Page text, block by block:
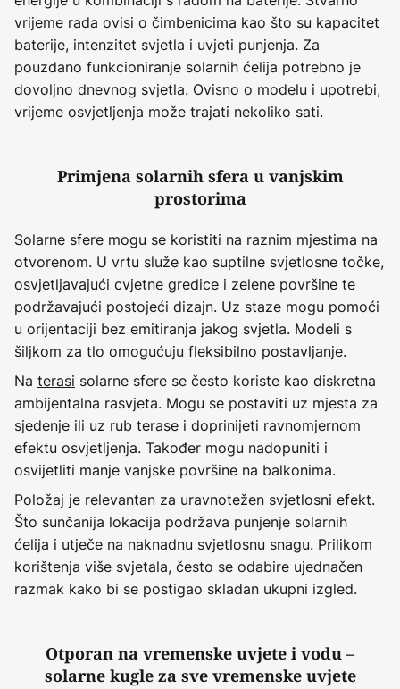
vrijeme rada ovisi o čimbenicima kao što su kapacitet
baterije, intenzitet svjetla i uvjeti punjenja. Za
pouzdano funkcioniranje solarnih ćelija potrebno je
dovoljno dnevnog svjetla. Ovisno o modelu i upotrebi,
vrijeme osvjetljenja može trajati nekoliko sati.
Primjena solarnih sfera u vanjskim
prostorima
Solarne sfere mogu se koristiti na raznim mjestima na
otvorenom. U vrtu služe kao suptilne svjetlosne točke,
osvjetljavajući cvjetne gredice i zelene površine te
podržavajući postojeći dizajn. Uz staze mogu pomoći
u orijentaciji bez emitiranja jakog svjetla. Modeli s
šiljkom za tlo omogućuju fleksibilno postavljanje.
Na terasi solarne sfere se često koriste kao diskretna
ambijentalna rasvjeta. Mogu se postaviti uz mjesta za
sjedenje ili uz rub terase i doprinijeti ravnomjernom
efektu osvjetljenja. Također mogu nadopuniti i
osvijetliti manje vanjske površine na balkonima.
Položaj je relevantan za uravnotežen svjetlosni efekt.
Što sunčanija lokacija podržava punjenje solarnih
ćelija i utječe na naknadnu svjetlosnu snagu. Prilikom
korištenja više svjetala, često se odabire ujednačen
razmak kako bi se postigao skladan ukupni izgled.
Otporan na vremenske uvjete i vodu –
solarne kugle za sve vremenske uvjete